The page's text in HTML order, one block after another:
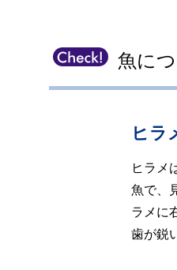
魚に
ヒラ
ヒラメ
魚で、
ラメに
歯が鋭